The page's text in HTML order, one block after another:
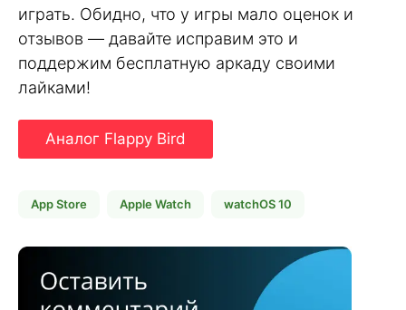
играть. Обидно, что у игры мало оценок и
отзывов — давайте исправим это и
поддержим бесплатную аркаду своими
лайками!
Аналог Flappy Bird
App Store Apple Watch watchOS 10